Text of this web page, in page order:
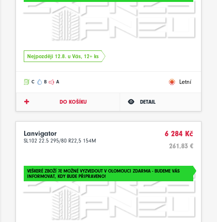
Nejpozději 12.8. u Vás, 12+ ks
C B A Letní
DO KOŠÍKU DETAIL
Lanvigator
SL102 22.5 295/80 R22,5 154M
6 284 Kč
261.83 €
VEŠKERÉ ZBOŽÍ JE MOŽNÉ VYZVEDOUT V OLOMOUCI ZDARMA - BUDEME VÁS
INFORMOVAT, KDY BUDE PŘIPRAVENO!